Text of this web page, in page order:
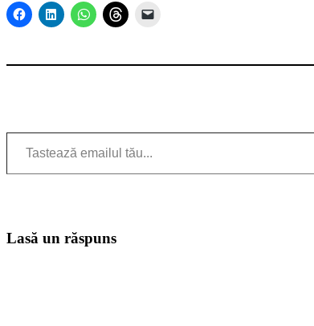
Tastează emailul tău...
Lasă un răspuns